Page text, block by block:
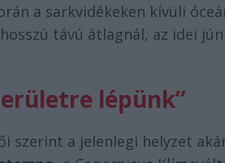
a sarkvidékeken kívüli
távú átlagnál, az idei
lépünk”
szerint a jelenlegi helyzet